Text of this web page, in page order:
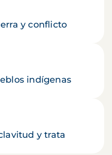
y conflicto
indígenas
y trata